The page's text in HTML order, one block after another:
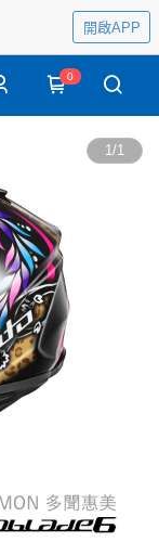
開啟APP
0
1/1